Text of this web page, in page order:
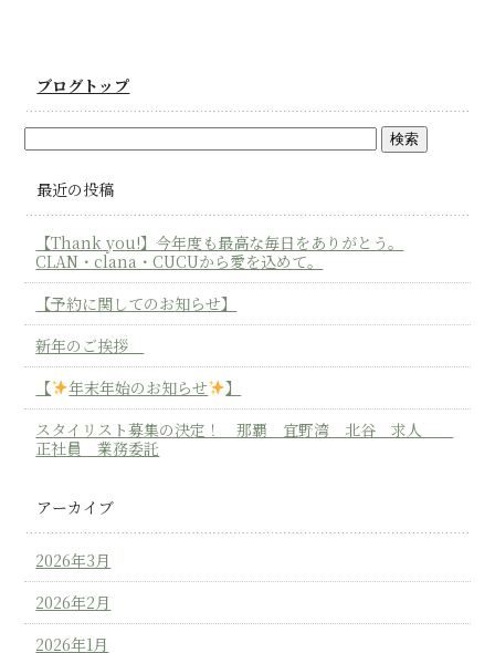
ブログトップ
最近の投稿
【Thank you!】今年度も最高な毎日をありがとう。
CLAN・clana・CUCUから愛を込めて。
【予約に関してのお知らせ】
新年のご挨拶
【
年末年始のお知らせ
】
スタイリスト募集の決定！ 那覇 宜野湾 北谷 求人
正社員 業務委託
アーカイブ
2026年3月
2026年2月
2026年1月